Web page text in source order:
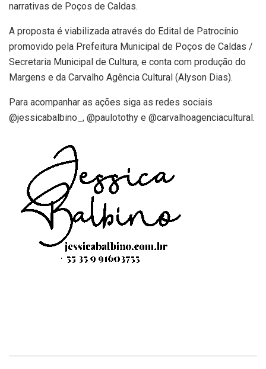
narrativas de Poços de Caldas.
A proposta é viabilizada através do Edital de Patrocínio
promovido pela Prefeitura Municipal de Poços de Caldas /
Secretaria Municipal de Cultura, e conta com produção do
Margens e da Carvalho Agência Cultural (Alyson Dias).
Para acompanhar as ações siga as redes sociais
@jessicabalbino_, @paulotothy e @carvalhoagenciacultural.